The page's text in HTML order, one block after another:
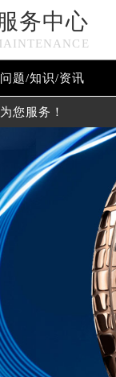
务中心
问题/知识/资讯
您服务！